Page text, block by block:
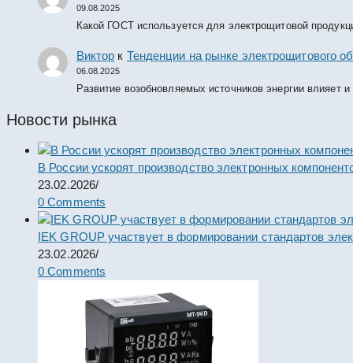
09.08.2025
Какой ГОСТ используется для электрощитовой
Виктор к Тенденции на рынке электрощитового
06.08.2025
Развитие возобновляемых источников энергии влияет
Новости рынка
В России ускорят производство электронных
23.02.2026/
0 Comments
IEK GROUP участвует в формировании стандартов
23.02.2026/
0 Comments